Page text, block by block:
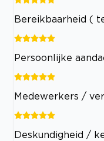
Bereikbaarheid (
Persoonlijke
Medewerkers /
Deskundigheid /